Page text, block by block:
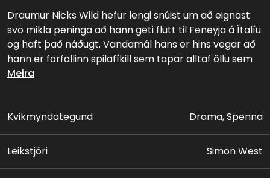
Draumur Nicks Wild hefur lengi snúist um að eignast
svo mikla peninga að hann geti flutt til Feneyja á Ítalíu
og haft það náðugt. Vandamál hans er hins vegar að
hann er forfallinn spilafíkill sem tapar alltaf öllu sem
hann er með á sér. Dag einn er vinkonu Nicks
verður til þess að hann gerist nokkurs konar "verndari"
annarra sem eiga undir högg að sækja og þegar
milljónamæringur að nafni Cyrus Kinnick ræður hann
sem lífvörð sinn fara hlutirnir að gerast...
Meira
Kvikmyndategund Drama, Spenna
Leikstjóri Simon West